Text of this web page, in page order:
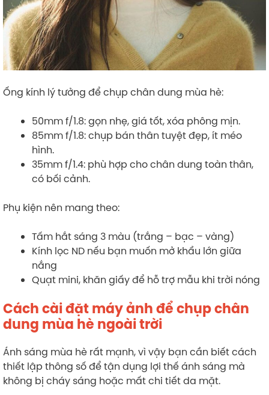
Ống kính lý tưởng để chụp chân dung mùa hè:
50mm f/1.8: gọn nhẹ, giá tốt, xóa phông mịn.
85mm f/1.8: chụp bán thân tuyệt đẹp, ít méo
hình.
35mm f/1.4: phù hợp cho chân dung toàn thân,
có bối cảnh.
Phụ kiện nên mang theo:
Tấm hắt sáng 3 màu (trắng – bạc – vàng)
Kính lọc ND nếu bạn muốn mở khẩu lớn giữa
nắng
Quạt mini, khăn giấy để hỗ trợ mẫu khi trời nóng
Cách cài đặt máy ảnh để chụp chân
dung mùa hè ngoài trời
Ánh sáng mùa hè rất mạnh, vì vậy bạn cần biết cách
thiết lập thông số để tận dụng lợi thế ánh sáng mà
không bị cháy sáng hoặc mất chi tiết da mặt.